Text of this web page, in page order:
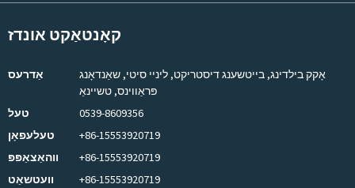
קאָנטאַקט אונדז
אַדרעס
אָקק בילדינג, בייטשענג דיסטריקט, ליניי סיטי, שאַנדאָנג
פּראַווינס, טשיינאַ
טעל
0539-8609356
טעלעפאָן
+86-15553920719
ווהאַצאַפּפּ
+86-15553920719
וועטשאַט
+86-15553920719